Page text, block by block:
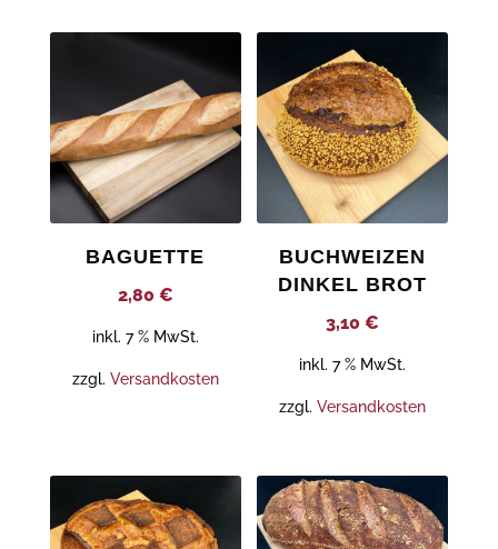
BAGUETTE
2,80 €
inkl. 7 % MwSt.
zzgl. Versandkosten
BUCHWEIZEN
DINKEL BROT
3,10€
inkl. 7 % MwSt.
zzgl.Versandkosten